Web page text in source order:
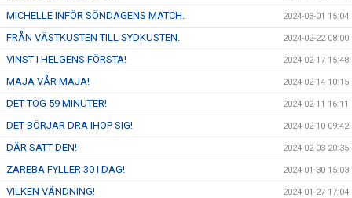
MICHELLE INFÖR SÖNDAGENS MATCH. 2024-03-01 15:04
FRÅN VÄSTKUSTEN TILL SYDKUSTEN. 2024-02-22 08:00
VINST I HELGENS FÖRSTA! 2024-02-17 15:48
MAJA VÅR MAJA! 2024-02-14 10:15
DET TOG 59 MINUTER! 2024-02-11 16:11
DET BÖRJAR DRA IHOP SIG! 2024-02-10 09:42
DÄR SATT DEN! 2024-02-03 20:35
ZAREBA FYLLER 30 I DAG! 2024-01-30 15:03
VILKEN VÄNDNING! 2024-01-27 17:04